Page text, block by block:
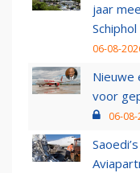
jaar
Schiphol
06-08-
Nieuwe
voor
06-